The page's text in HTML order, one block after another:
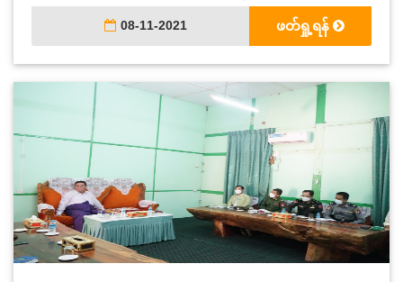
08-11-2021 ဖတ်ရှု့ရန်